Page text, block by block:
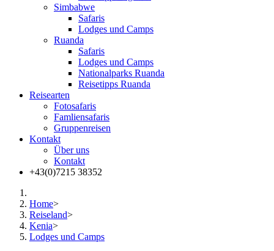
Simbabwe
Safaris
Lodges und Camps
Ruanda
Safaris
Lodges und Camps
Nationalparks Ruanda
Reisetipps Ruanda
Reisearten
Fotosafaris
Famliensafaris
Gruppenreisen
Kontakt
Über uns
Kontakt
+43(0)7215 38352
Home>
Reiseland>
Kenia>
Lodges und Camps